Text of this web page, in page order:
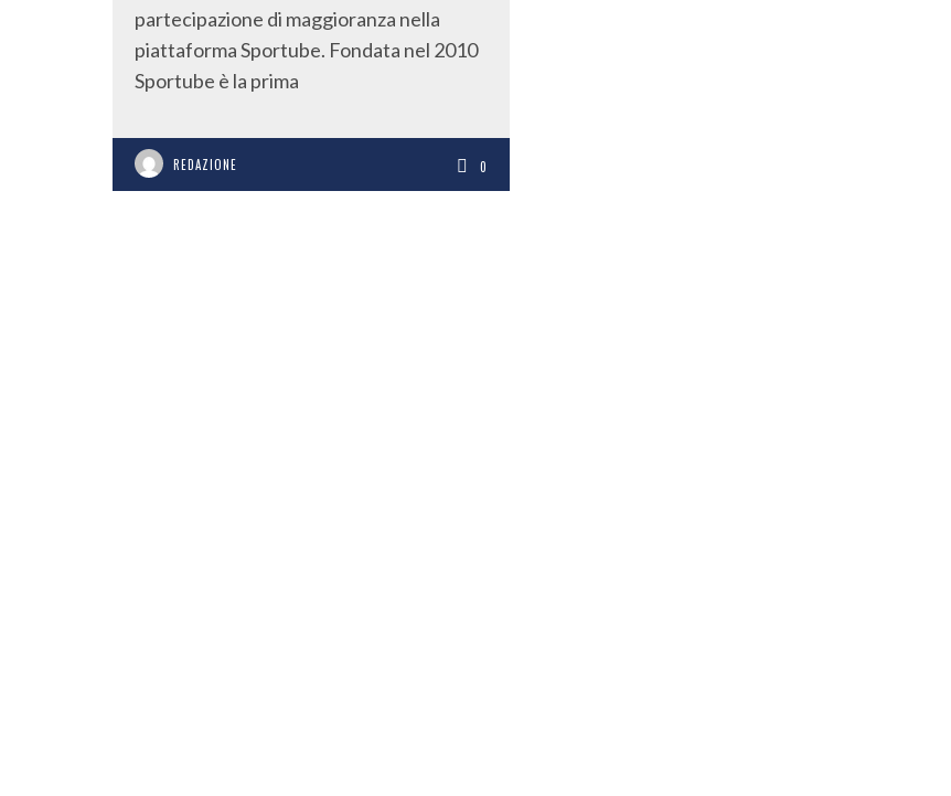
partecipazione di maggioranza nella
piattaforma Sportube. Fondata nel 2010
Sportube è la prima
REDAZIONE 0